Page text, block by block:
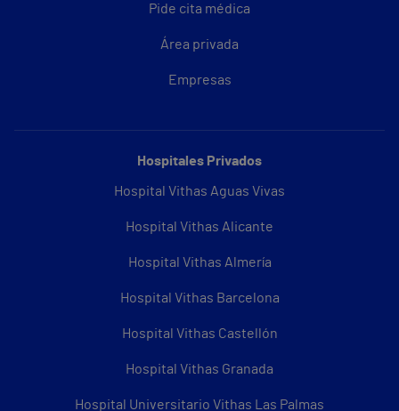
Pide cita médica
Área privada
Empresas
Hospitales Privados
Hospital Vithas Aguas Vivas
Hospital Vithas Alicante
Hospital Vithas Almería
Hospital Vithas Barcelona
Hospital Vithas Castellón
Hospital Vithas Granada
Hospital Universitario Vithas Las Palmas